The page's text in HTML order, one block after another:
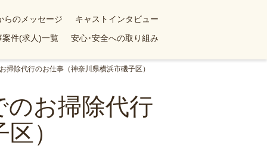
らのメッセージ
キャストインタビュー
案件(求人)一覧 安心･安全への取り組み
除代行のお仕事（神奈川県横浜市磯子区）
のお掃除代行
）